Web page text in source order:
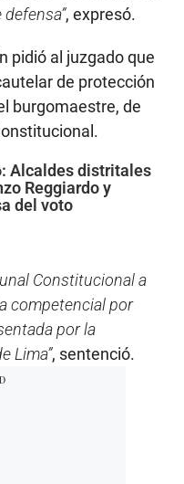
, expresó.
pidió al juzgado que
de protección
burgomaestre, de
Alcaldes distritales
Reggiardo y
del voto
Constitucional a
competencial por
por la
Lima”, sentenció.